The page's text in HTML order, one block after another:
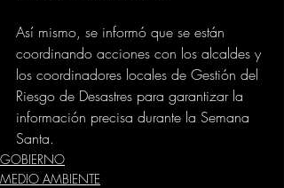
Así mismo, se informó que se están
coordinando acciones con los alcaldes y
los coordinadores locales de Gestión del
Riesgo de Desastres para garantizar la
información precisa durante la Semana
Santa.
GOBIERNO
MEDIO AMBIENTE